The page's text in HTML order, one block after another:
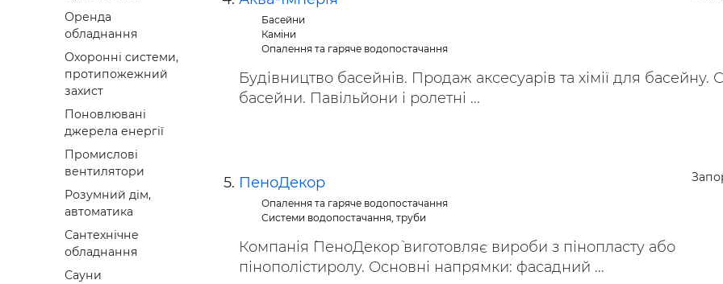
Оренда
обладнання
Охоронні системи,
протипожежний
захист
Поновлювані
джерела енергії
Промислові
вентилятори
Розумний дім,
автоматика
Сантехнічне
обладнання
Сауни
Басейни
Каміни
Опалення та гаряче водопостачання
Будівництво басейнів. Продаж аксесуарів та хімії для басейну.
басейни. Павільйони і ролетні ...
ПеноДекор
Опалення та гаряче водопостачання
Системи водопостачання, труби
Компанія `ПеноДекор` виготовляє вироби з пінопласту або
пінополістиролу. Основні напрямки: фасадний ...